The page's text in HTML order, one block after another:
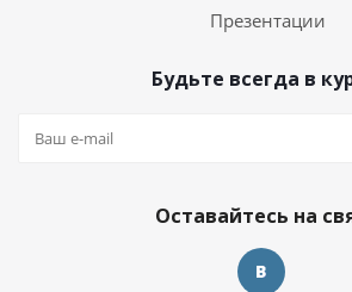
Презентации
Будьте всегда в
Оставайтесь на